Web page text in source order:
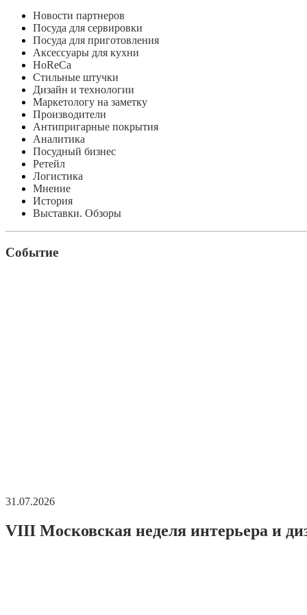
Новости партнеров
Посуда для сервировки
Посуда для приготовления
Аксессуары для кухни
HoReCa
Стильные штучки
Дизайн и технологии
Маркетологу на заметку
Производители
Антипригарные покрытия
Аналитика
Посудный бизнес
Ретейл
Логистика
Мнение
История
Выставки. Обзоры
Событие
31.07.2026
VIII Московская неделя интерьера и